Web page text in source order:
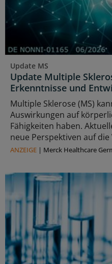
Update MS
Update Multiple
Erkenntnisse und
Multiple Sklerose (MS)
Auswirkungen auf
Fähigkeiten haben.
neue Perspektiven auf
ANZEIGE | Merck Healthcare